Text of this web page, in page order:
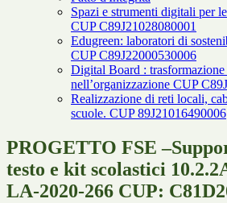
Spazi e strumenti digitali per
CUP C89J21028080001
Edugreen: laboratori di
CUP C89J22000530006
Digital Board :
nell’organizzazione CUP
Realizzazione di reti locali,
scuole. CUP 89J21016490006
PROGETTO FSE
testo e kit scolastici
LA-2020-266 CUP: